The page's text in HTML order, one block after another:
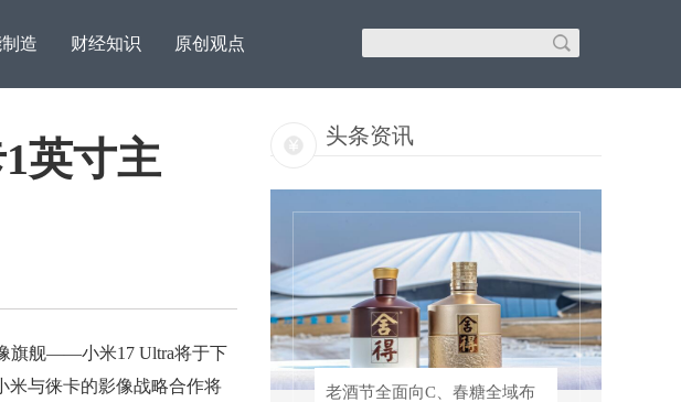
造 财经知识 原创观点
英寸主
旗舰——小米17 Ultra将于下
米与徕卡的影像战略合作将
头条资讯
用户安心又省钱，雅迪以钠
老酒节全面向C、春糖全域布
老酒节全面向C、春糖全域布